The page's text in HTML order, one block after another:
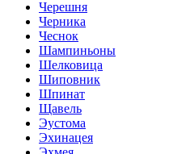
Черешня
Черника
Чеснок
Шампиньоны
Шелковица
Шиповник
Шпинат
Щавель
Эустома
Эхинацея